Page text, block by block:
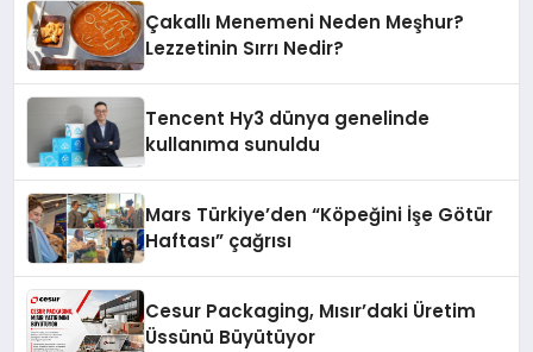
Çakallı Menemeni Neden Meşhur?
Lezzetinin Sırrı Nedir?
Tencent Hy3 dünya genelinde
kullanıma sunuldu
Mars Türkiye’den “Köpeğini İşe Götür
Haftası” çağrısı
Cesur Packaging, Mısır’daki Üretim
Üssünü Büyütüyor